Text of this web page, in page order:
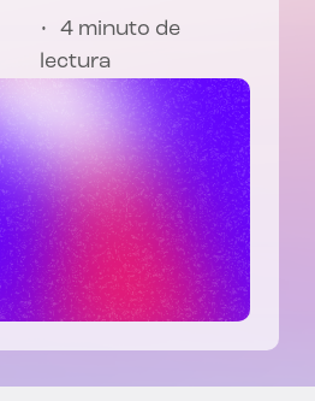
4 minuto de
lectura